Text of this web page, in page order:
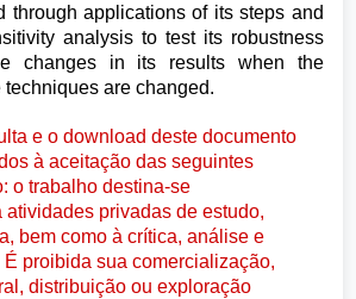
through applications of its steps and
analysis to test its robustness
changes in its results when the
techniques are changed.
e o download deste documento
à aceitação das seguintes
o trabalho destina-se
atividades privadas de estudo,
bem como à crítica, análise e
proibida sua comercialização,
distribuição ou exploração